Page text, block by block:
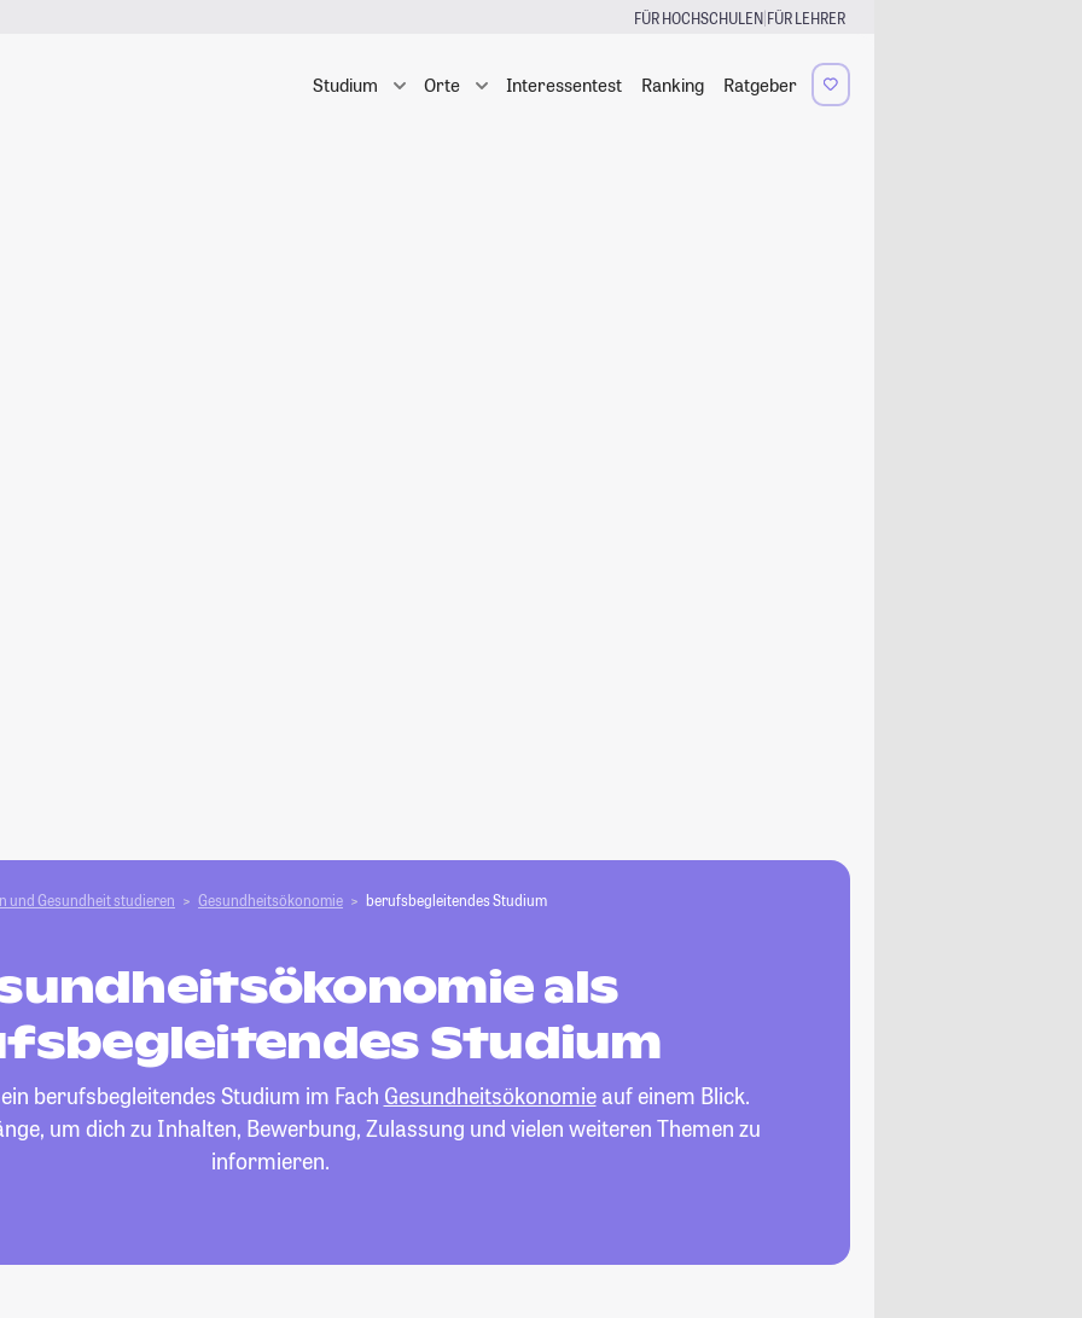
FÜR HOCHSCHULEN|FÜR LEHRER
Studium Orte Interessentest Ranking Ratgeber
und Gesundheit studieren Gesundheitsökonomie berufsbegleitendes Studium
als
Studium
berufsbegleitendes Studium im Fach Gesundheitsökonomieauf einem Blick.
um dich zu Inhalten, Bewerbung, Zulassung und vielen weiteren Themen zu
informieren.